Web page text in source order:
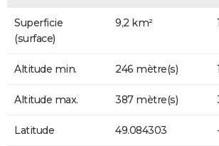
Superficie
(surface)
9,2 km²
Altitude min. 246 mètre(s)
Altitude max. 387 mètre(s)
Latitude 49.084303